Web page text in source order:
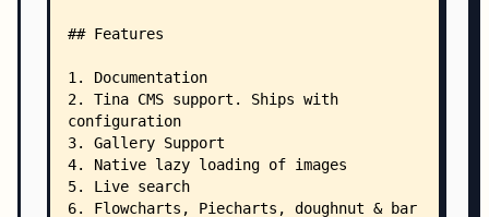
    │       ├── _syntax.sass
    │       ├── _variables.sass
    │       └── main.sass
    ├── exampleSite/
    │   ├── README.md
    │   ├── go.mod
    │   ├── go.sum
    │   ├── LICENSE